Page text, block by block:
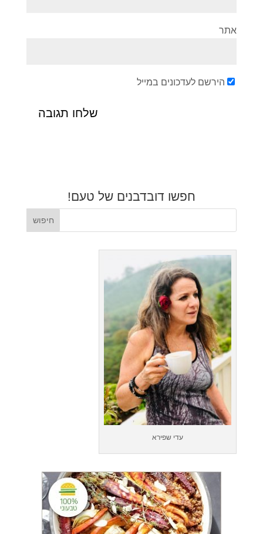
אתר
הירשם לעדכונים במייל
חפשו דובדבנים של טעם!
עדי שפירא